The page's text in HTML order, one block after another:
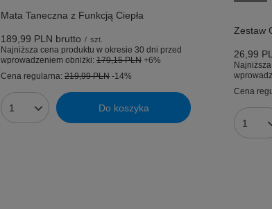
Mata Taneczna z Funkcją Ciepła
189,99 PLN brutto / szt.
Najniższa cena produktu w okresie 30 dni przed
wprowadzeniem obniżki: 179,15 PLN +6%
Cena regularna: 219,99 PLN -14%
Ilość produktów Do koszyka
Zestaw
26,99
Cena
Ilość